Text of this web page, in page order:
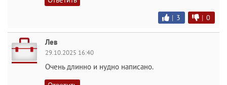
| 3 | 0
Лев
29.10.2025 16:40
Очень длинно и нудно написано.